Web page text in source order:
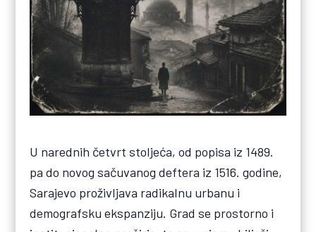
U narednih četvrt stoljeća, od popisa iz 1489.
pa do novog sačuvanog deftera iz 1516. godine,
Sarajevo proživljava radikalnu urbanu i
demografsku ekspanziju. Grad se prostorno i